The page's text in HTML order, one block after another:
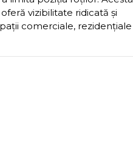
vizibilitate ridicată și
comerciale, rezidențiale